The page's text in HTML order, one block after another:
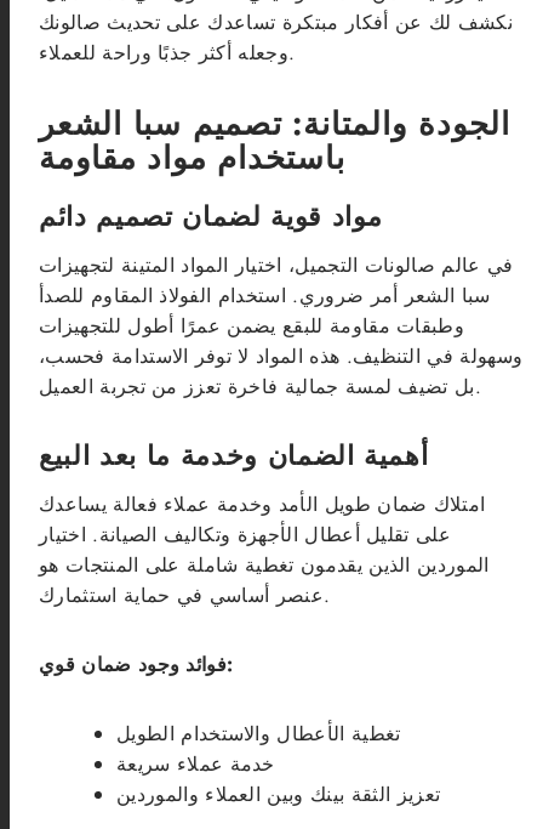
نكشف لك عن أفكار مبتكرة تساعدك على تحديث صالونك
وجعله أكثر جذبًا وراحة للعملاء.
الجودة والمتانة: تصميم سبا الشعر
باستخدام مواد مقاومة
مواد قوية لضمان تصميم دائم
في عالم صالونات التجميل، اختيار المواد المتينة لتجهيزات
سبا الشعر أمر ضروري. استخدام الفولاذ المقاوم للصدأ
وطبقات مقاومة للبقع يضمن عمرًا أطول للتجهيزات
وسهولة في التنظيف. هذه المواد لا توفر الاستدامة فحسب،
بل تضيف لمسة جمالية فاخرة تعزز من تجربة العميل.
أهمية الضمان وخدمة ما بعد البيع
امتلاك ضمان طويل الأمد وخدمة عملاء فعالة يساعدك
على تقليل أعطال الأجهزة وتكاليف الصيانة. اختيار
الموردين الذين يقدمون تغطية شاملة على المنتجات هو
عنصر أساسي في حماية استثمارك.
فوائد وجود ضمان قوي:
تغطية الأعطال والاستخدام الطويل
خدمة عملاء سريعة
تعزيز الثقة بينك وبين العملاء والموردين